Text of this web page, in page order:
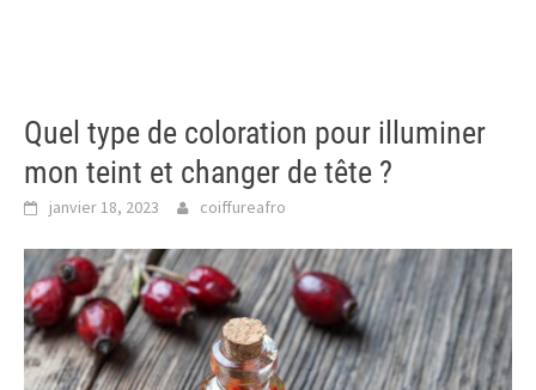
Quel type de coloration pour illuminer
mon teint et changer de tête ?
janvier 18, 2023 coiffureafro